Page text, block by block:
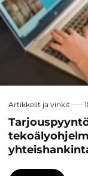
Artikkelit ja vinkit